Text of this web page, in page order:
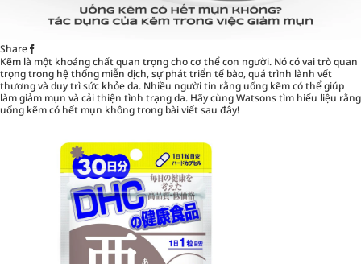
Share
Kẽm là một khoáng chất quan trọng cho cơ thể con người. Nó có vai trò quan
trọng trong hệ thống miễn dịch, sự phát triển tế bào, quá trình lành vết
thương và duy trì sức khỏe da. Nhiều người tin rằng uống kẽm có thể giúp
làm giảm mụn và cải thiện tình trạng da. Hãy cùng Watsons tìm hiểu liệu rằng
uống kẽm có hết mụn không trong bài viết sau đây!